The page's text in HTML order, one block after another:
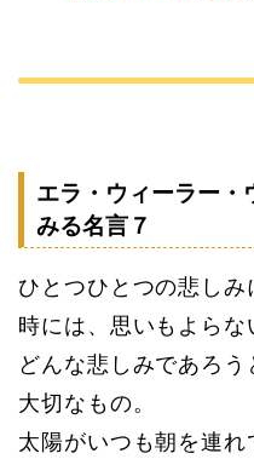
エラ・ウィーラー・
みる名言７
ひとつひとつの悲しみ
時には、思いもよらな
どんな悲しみであろ
大切なもの。
太陽がいつも朝を連